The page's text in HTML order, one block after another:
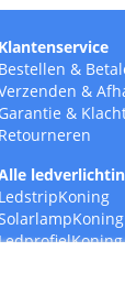
Klantenservice
Bestellen &
&
Garantie &
Retourneren
LedstripKoning